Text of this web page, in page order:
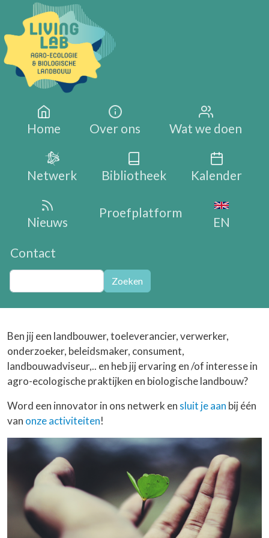
Overslaan en naar de inhoud gaan
Main navigation
Home Over ons Wat we doen
Netwerk Bibliotheek Kalender
Nieuws
Proefplatform
EN
Contact
Zoeken Zoeken
Ben jij een landbouwer, toeleverancier, verwerker,
onderzoeker, beleidsmaker, consument,
landbouwadviseur,.. en heb jij ervaring en /of interesse in
agro-ecologische praktijken en biologische landbouw?
Word een innovator in ons netwerk en sluit je aan bij één
van onze activiteiten!